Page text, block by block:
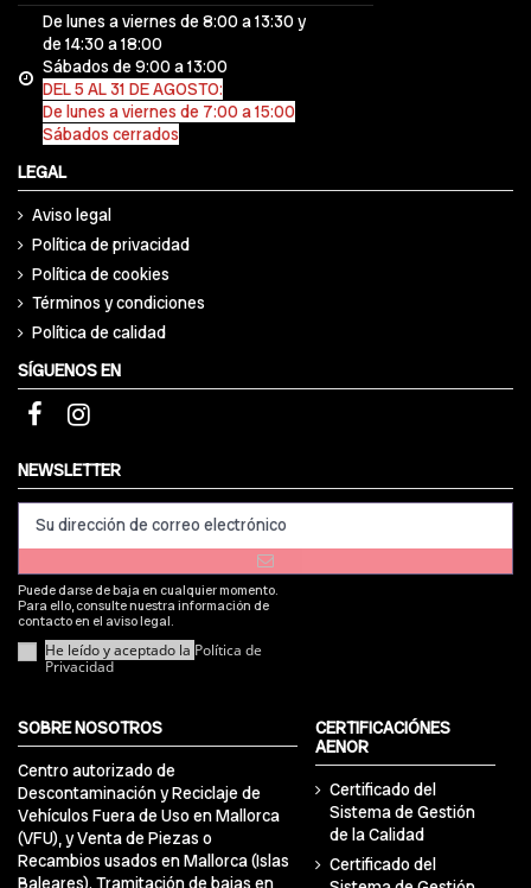
De lunes a viernes de 8:00 a 13:30 y
de 14:30 a 18:00
Sábados de 9:00 a 13:00
DEL 5 AL 31 DE AGOSTO:
De lunes a viernes de 7:00 a 15:00
Sábados cerrados
LEGAL
Aviso legal
Política de privacidad
Política de cookies
Términos y condiciones
Política de calidad
SÍGUENOS EN
NEWSLETTER
Puede darse de baja en cualquier momento.
Para ello, consulte nuestra información de
contacto en el aviso legal.
He leído y aceptado la Política de
Privacidad
SOBRE NOSOTROS
Centro autorizado de
Descontaminación y Reciclaje de
Vehículos Fuera de Uso en Mallorca
(VFU), y Venta de Piezas o
Recambios usados en Mallorca (Islas
Baleares). Tramitación de bajas en
CERTIFICACIÓNES
AENOR
Certificado del
Sistema de Gestión
de la Calidad
Certificado del